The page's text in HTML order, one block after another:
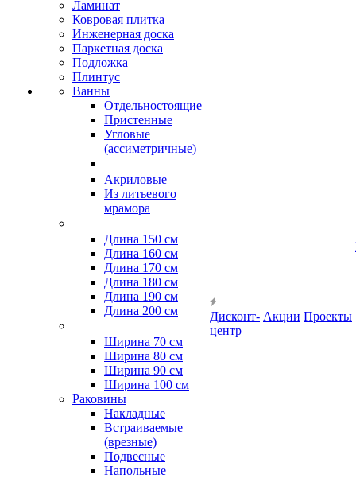
Ламинат
Ковровая плитка
Инженерная доска
Паркетная доска
Подложка
Плинтус
Ванны
Отдельностоящие
Пристенные
Угловые
(ассиметричные)
Акриловые
Из литьевого
мрамора
Длина 150 см
Длина 160 см
Длина 170 см
Длина 180 см
Длина 190 см
Длина 200 см
Ширина 70 см
Ширина 80 см
Ширина 90 см
Ширина 100 см
Раковины
Накладные
Встраиваемые
(врезные)
Подвесные
Напольные
Дисконт-
центр
Акции Проекты